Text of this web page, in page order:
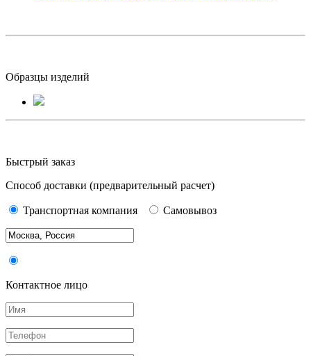
Образцы изделий
Быстрый заказ
Способ доставки (предварительный расчет)
Транспортная компания Самовывоз
Контактное лицо